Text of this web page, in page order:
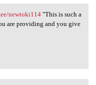
newtoki114"This is such a
are providing and you give